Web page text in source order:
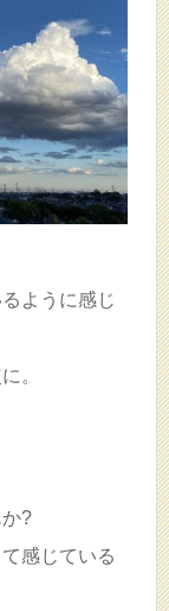
ように感じ
。
?
感じている